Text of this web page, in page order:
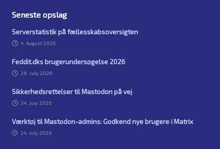
Seneste opslag
Serverstatistik på fællesskabsoversigten
4. August 2026
Feddit.dks brugerundersøgelse 2026
26. July 2026
Sikkerhedsrettelser til Mastodon på vej
24. July 2026
Værktøj til Mastodon-admins: Godkend nye brugere i Matrix
24. July 2026